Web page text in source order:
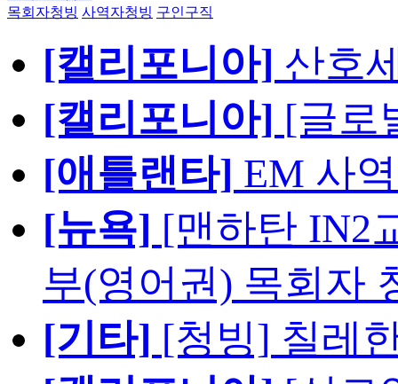
목회자청빙 사역자청빙 구인구직
[캘리포니아] 산호
[캘리포니아] [글로
[애틀랜타] EM 사
[뉴욕] [맨하탄 IN2
부(영어권) 목회자
[기타] [청빙] 칠레